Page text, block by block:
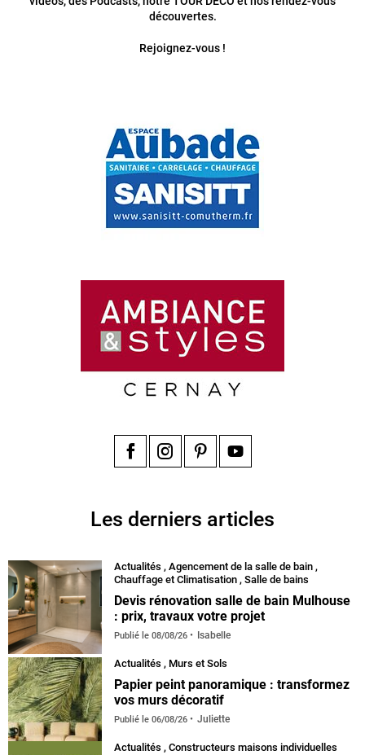
découvertes.
Rejoignez-vous !
Les derniers articles
Actualités , Agencement de la salle de bain ,
Chauffage et Climatisation , Salle de bains
Devis rénovation salle de bain Mulhouse
: prix, travaux votre projet
Publié le 08/08/26 Isabelle
Actualités , Murs et Sols
Papier peint panoramique : transformez
vos murs décoratif
Publié le 06/08/26 Juliette
Actualités , Constructeurs maisons individuelles